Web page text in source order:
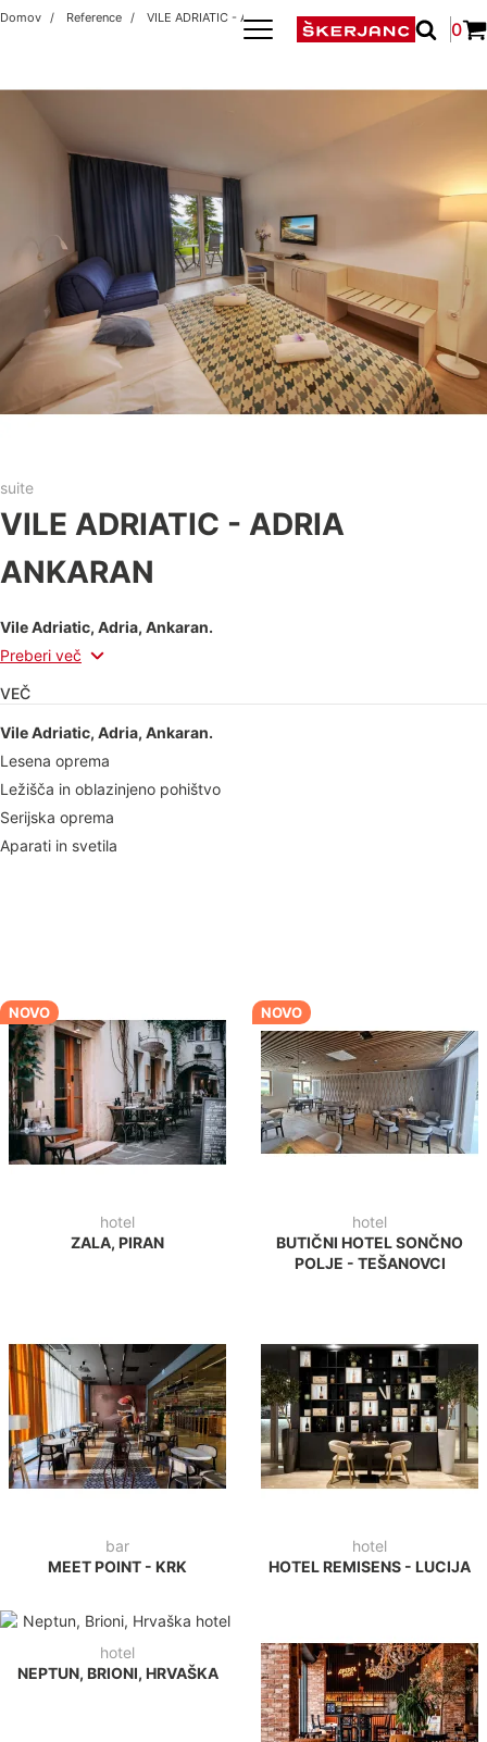
0
Domov Reference VILE ADRIATIC - ADRIA ANKARAN
suite
VILE ADRIATIC - ADRIA
ANKARAN
Vile Adriatic, Adria, Ankaran.
Preberi več
VEČ
Vile Adriatic, Adria, Ankaran.
Lesena oprema
Ležišča in oblazinjeno pohištvo
Serijska oprema
Aparati in svetila
NOVO
hotel
ZALA, PIRAN
NOVO
hotel
BUTIČNI HOTEL SONČNO
POLJE - TEŠANOVCI
bar
MEET POINT - KRK
hotel
HOTEL REMISENS - LUCIJA
hotel
NEPTUN, BRIONI, HRVAŠKA